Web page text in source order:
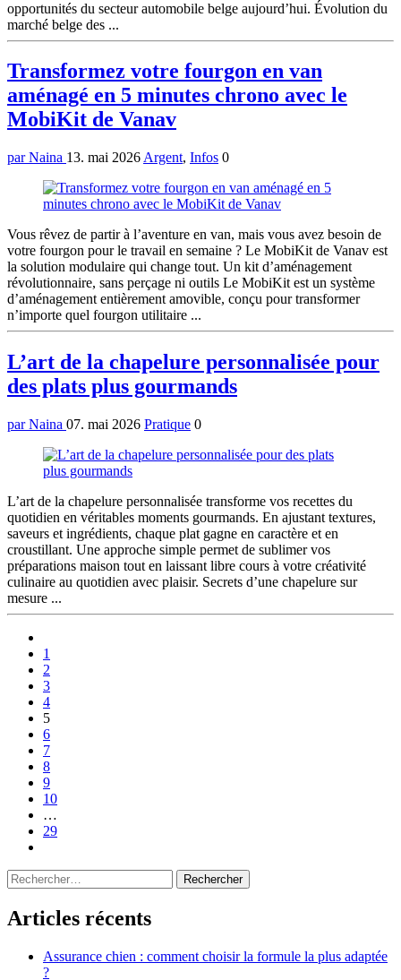
opportunités du secteur automobile belge aujourd’hui. Évolution du
marché belge des ...
Transformez votre fourgon en van
aménagé en 5 minutes chrono avec le
MobiKit de Vanav
par Naina 13. mai 2026 Argent, Infos 0
Vous rêvez de partir à l’aventure en van, mais vous avez besoin de
votre fourgon pour le travail en semaine ? Le MobiKit de Vanav est
la solution modulaire qui change tout. Un kit d’aménagement
révolutionnaire, sans perçage ni outils Le MobiKit est un système
d’aménagement entièrement amovible, conçu pour transformer
n’importe quel fourgon utilitaire ...
L’art de la chapelure personnalisée pour
des plats plus gourmands
par Naina 07. mai 2026 Pratique 0
L’art de la chapelure personnalisée transforme vos recettes du
quotidien en véritables moments gourmands. En ajustant textures,
saveurs et ingrédients, chaque plat gagne en caractère et en
croustillant. Une approche simple permet de sublimer vos
préparations maison tout en laissant libre cours à votre créativité
culinaire au quotidien avec plaisir. Secrets d’une chapelure sur
mesure ...
1
2
3
4
5
6
7
8
9
10
…
29
Sidebar
Rechercher :
Articles récents
Assurance chien : comment choisir la formule la plus adaptée
?